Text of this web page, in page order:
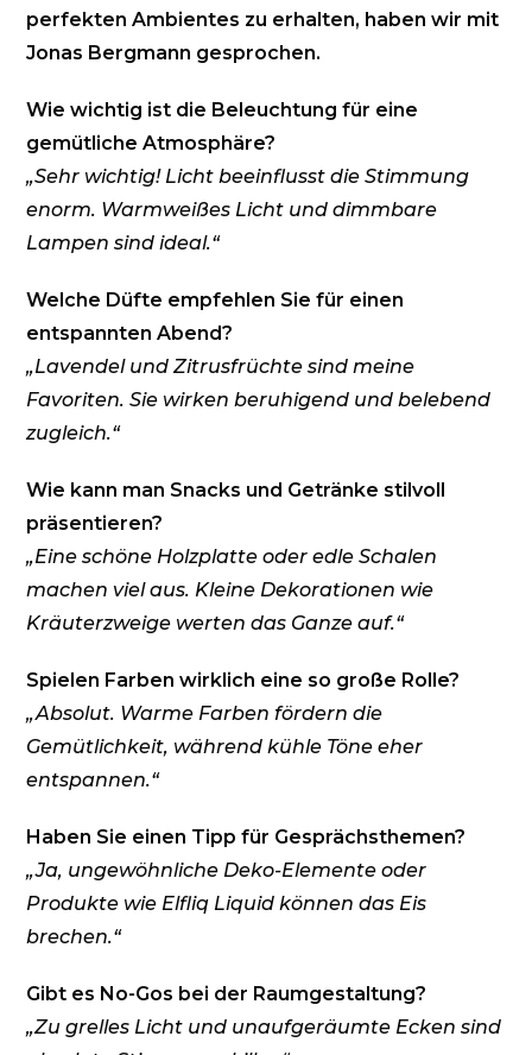
perfekten Ambientes zu erhalten, haben wir mit
Jonas Bergmann gesprochen.
Wie wichtig ist die Beleuchtung für eine
gemütliche Atmosphäre?
„Sehr wichtig! Licht beeinflusst die Stimmung
enorm. Warmweißes Licht und dimmbare
Lampen sind ideal.“
Welche Düfte empfehlen Sie für einen
entspannten Abend?
„Lavendel und Zitrusfrüchte sind meine
Favoriten. Sie wirken beruhigend und belebend
zugleich.“
Wie kann man Snacks und Getränke stilvoll
präsentieren?
„Eine schöne Holzplatte oder edle Schalen
machen viel aus. Kleine Dekorationen wie
Kräuterzweige werten das Ganze auf.“
Spielen Farben wirklich eine so große Rolle?
„Absolut. Warme Farben fördern die
Gemütlichkeit, während kühle Töne eher
entspannen.“
Haben Sie einen Tipp für Gesprächsthemen?
„Ja, ungewöhnliche Deko-Elemente oder
Produkte wie Elfliq Liquid können das Eis
brechen.“
Gibt es No-Gos bei der Raumgestaltung?
„Zu grelles Licht und unaufgeräumte Ecken sind